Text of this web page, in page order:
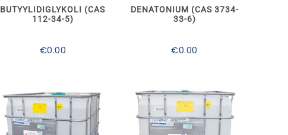
muunnelma.
Voit
tehdä
tuotteen
BUTYYLIDIGLYKOLI (CAS
112-34-5)
€0.00
muunnelma.
Voit
tehdä
tuotteen
DENATONIUM (CAS 3734-
33-6)
€0.00